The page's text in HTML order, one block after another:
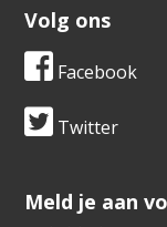
Volg ons
Facebook
Twitter
​​​​​​​Meld je aan